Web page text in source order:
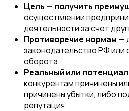
Цель — получить
осуществлении
деятельности за счет
Противоречие нормам —
законодательство РФ или
оборота.
Реальный или
конкурентам причинены
причинены убытки, либо
репутация.